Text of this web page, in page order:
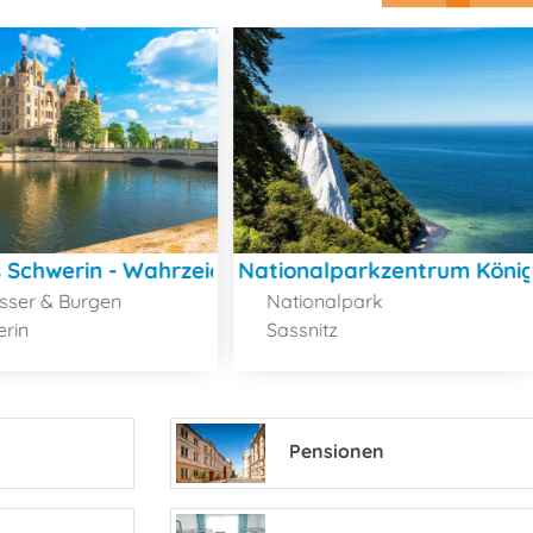
Schwerin - Wahrzeichen der Landeshauptstadt
& Burgen
Nationalparkzentrum
Nationalpark
Sassnitz
Pensionen